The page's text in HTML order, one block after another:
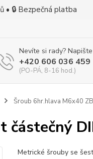
• 🔒 Bezpečná platba
Nevíte si rady?
+420 606 036 459
(PO-PÁ, 8-16 hod.)
Šroub 6hr.hlava M6x40
částečný
Metrické šrouby se